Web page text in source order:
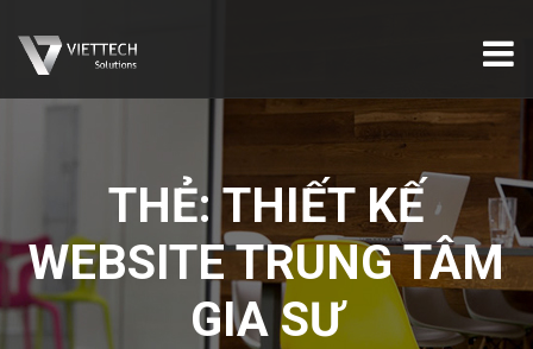
THẺ: THIẾT KẾ
WEBSITE TRUNG TÂM
GIA SƯ